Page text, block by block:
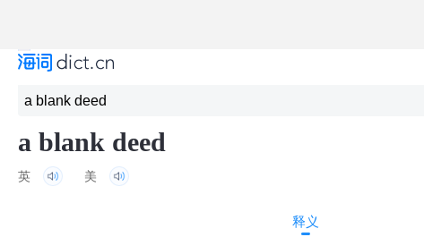
a blank deed
英 美
释义